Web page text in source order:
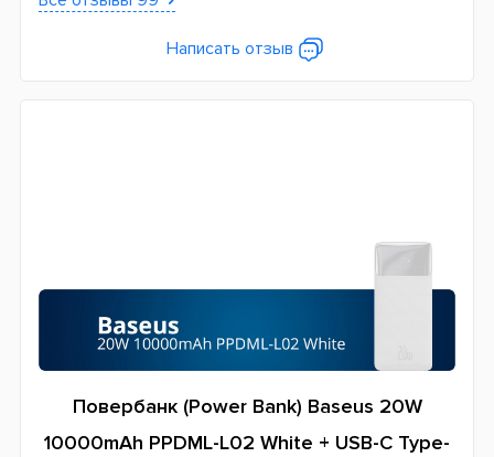
Написать отзыв
Повербанк (Power Bank) Baseus 20W
10000mAh PPDML-L02 White + USB-C Type-